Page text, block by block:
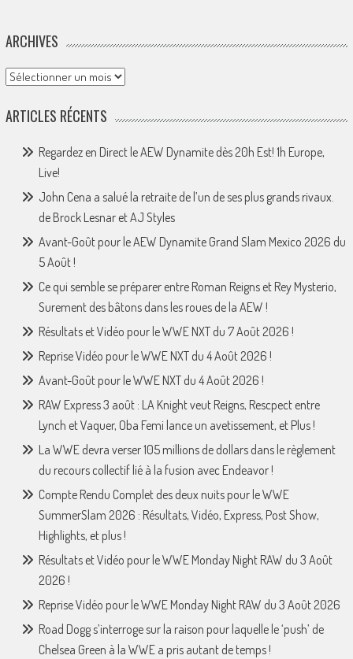
ARCHIVES
Archives
ARTICLES RÉCENTS
Regardez en Direct le AEW Dynamite dès 20h Est! 1h Europe,
Live!
John Cena a salué la retraite de l’un de ses plus grands rivaux.
de Brock Lesnar et AJ Styles
Avant-Goût pour le AEW Dynamite Grand Slam Mexico 2026 du
5 Août !
Ce qui semble se préparer entre Roman Reigns et Rey Mysterio,
Surement des bâtons dans les roues de la AEW !
Résultats et Vidéo pour le WWE NXT du 7 Août 2026 !
Reprise Vidéo pour le WWE NXT du 4 Août 2026 !
Avant-Goût pour le WWE NXT du 4 Août 2026 !
RAW Express 3 août : LA Knight veut Reigns, Rescpect entre
Lynch et Vaquer, Oba Femi lance un avetissement, et Plus !
La WWE devra verser 105 millions de dollars dans le règlement
du recours collectif lié à la fusion avec Endeavor !
Compte Rendu Complet des deux nuits pour le WWE
SummerSlam 2026 : Résultats, Vidéo, Express, Post Show,
Highlights, et plus !
Résultats et Vidéo pour le WWE Monday Night RAW du 3 Août
2026 !
Reprise Vidéo pour le WWE Monday Night RAW du 3 Août 2026
Road Dogg s’interroge sur la raison pour laquelle le ‘push’ de
Chelsea Green à la WWE a pris autant de temps !